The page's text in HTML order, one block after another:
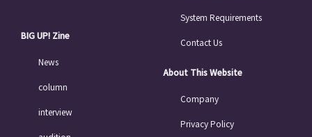
BIG UP! Zine
News
column
interview
System Requirements
Contact Us
About This Website
Company
Privacy Policy